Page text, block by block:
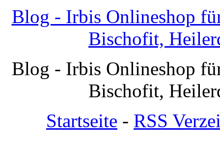
Blog - Irbis Onlineshop
Bischofit,
Blog - Irbis Onlineshop
Bischofit,
Startseite - RSS